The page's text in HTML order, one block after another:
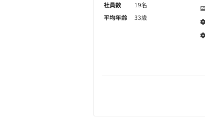
社員数
19名
平均年齢
33歳